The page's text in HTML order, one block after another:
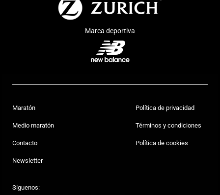
Marca deportiva
Maratón
Medio maratón
Contacto
Newsletter
Política de privacidad
Términos y condiciones
Política de cookies
Síguenos: